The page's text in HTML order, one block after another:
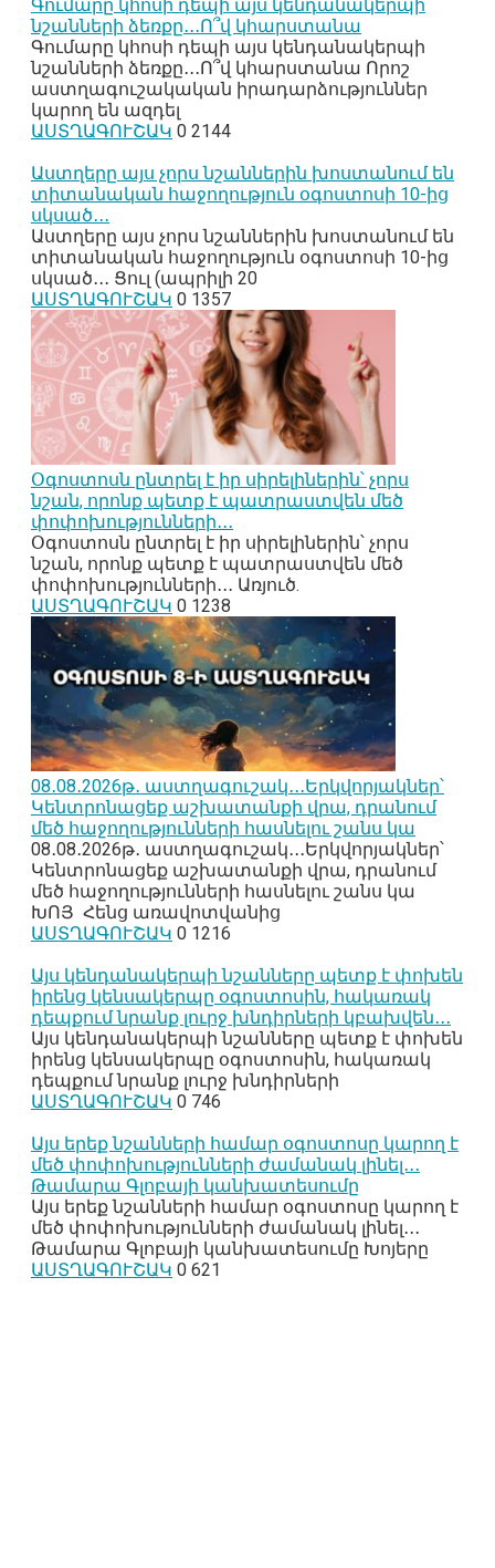
Գումարը կհոսի դեպի այս կենդանակերպի
նշանների ձեռքը․․․Ո՞վ կհարստանա
Գումարը կհոսի դեպի այս կենդանակերպի
նշանների ձեռքը․․․Ո՞վ կհարստանա Որոշ
աստղագուշակական իրադարձություններ
կարող են ազդել
ԱՍՏՂԱԳՈՒՇԱԿ 0 2144
Աստղերը այս չորս նշաններին խոստանում են
տիտանական հաջողություն օգոստոսի 10-ից
սկսած․․․
Աստղերը այս չորս նշաններին խոստանում են
տիտանական հաջողություն օգոստոսի 10-ից
սկսած․․․ Ցուլ (ապրիլի 20
ԱՍՏՂԱԳՈՒՇԱԿ 0 1357
Օգոստոսն ընտրել է իր սիրելիներին՝ չորս
նշան, որոնք պետք է պատրաստվեն մեծ
փոփոխությունների․․․
Օգոստոսն ընտրել է իր սիրելիներին՝ չորս
նշան, որոնք պետք է պատրաստվեն մեծ
փոփոխությունների․․․ Առյուծ.
ԱՍՏՂԱԳՈՒՇԱԿ 0 1238
08․08․2026թ․ աստղագուշակ․․․Երկվորյակներ՝
Կենտրոնացեք աշխատանքի վրա, դրանում
մեծ հաջողությունների հասնելու շանս կա
08․08․2026թ․ աստղագուշակ․․․Երկվորյակներ՝
Կենտրոնացեք աշխատանքի վրա, դրանում
մեծ հաջողությունների հասնելու շանս կա
ԽՈՅ Հենց առավոտվանից
ԱՍՏՂԱԳՈՒՇԱԿ 0 1216
Այս կենդանակերպի նշանները պետք է փոխեն
իրենց կենսակերպը օգոստոսին, հակառակ
դեպքում նրանք լուրջ խնդիրների կբախվեն․․․
Այս կենդանակերպի նշանները պետք է փոխեն
իրենց կենսակերպը օգոստոսին, հակառակ
դեպքում նրանք լուրջ խնդիրների
ԱՍՏՂԱԳՈՒՇԱԿ 0 746
Այս երեք նշանների համար օգոստոսը կարող է
մեծ փոփոխությունների ժամանակ լինել․․․
Թամարա Գլոբայի կանխատեսումը
Այս երեք նշանների համար օգոստոսը կարող է
մեծ փոփոխությունների ժամանակ լինել․․․
Թամարա Գլոբայի կանխատեսումը Խոյերը
ԱՍՏՂԱԳՈՒՇԱԿ 0 621